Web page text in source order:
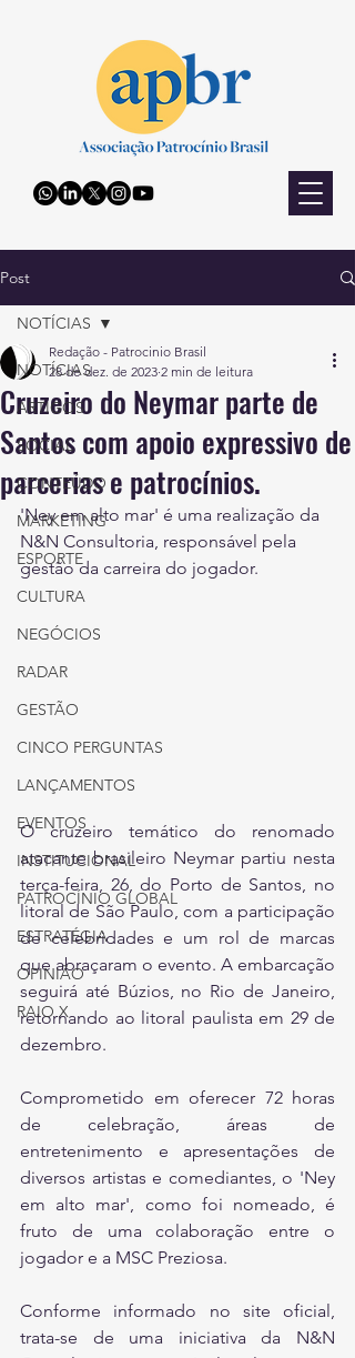
Post
NOTÍCIAS
ARTIGOS
SOCIAL
CONTEÚDO
MARKETING
ESPORTE
CULTURA
NEGÓCIOS
RADAR
GESTÃO
CINCO PERGUNTAS
LANÇAMENTOS
EVENTOS
INSTITUCIONAL
PATROCÍNIO GLOBAL
ESTRATÉGIA
OPINIÃO
RAIO X
NOTÍCIAS
Cruzeiro do Neymar parte de
Santos com apoio expressivo de
parcerias e patrocínios.
Redação - Patrocinio Brasil
28 de dez. de 2023 2 min de leitura
'Ney em alto mar' é uma realização da
N&N Consultoria, responsável pela
gestão da carreira do jogador.
O cruzeiro temático do renomado
atacante brasileiro Neymar partiu nesta
terça-feira, 26, do Porto de Santos, no
litoral de São Paulo, com a participação
de celebridades e um rol de marcas
que abraçaram o evento. A embarcação
seguirá até Búzios, no Rio de Janeiro,
retornando ao litoral paulista em 29 de
dezembro.
Comprometido em oferecer 72 horas
de celebração, áreas de
entretenimento e apresentações de
diversos artistas e comediantes, o 'Ney
em alto mar', como foi nomeado, é
fruto de uma colaboração entre o
jogador e a MSC Preziosa.
Conforme informado no site oficial,
trata-se de uma iniciativa da N&N